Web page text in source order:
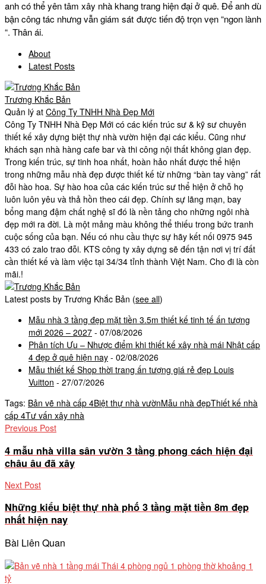
anh có thể yên tâm xây nhà khang trang hiện đại ở quê. Để anh dù
bận công tác nhưng vẫn giám sát được tiến độ trọn vẹn “ngon lành
“. Thân ái.
About
Latest Posts
Trương Khắc Bản
Quản lý at Công Ty TNHH Nhà Đẹp Mới
Công Ty TNHH Nhà Đẹp Mới có các kiến trúc sư & kỹ sư chuyên
thiết kế xây dựng biệt thự nhà vườn hiện đại các kiểu. Cũng như
khách sạn nhà hàng cafe bar và thi công nội thất không gian đẹp.
Trong kiến trúc, sự tinh hoa nhất, hoàn hảo nhất được thể hiện
trong những mẫu nhà đẹp được thiết kế từ những “bàn tay vàng” rất
đỗi hào hoa. Sự hào hoa của các kiến trúc sư thể hiện ở chỗ họ
luôn luôn yêu và thả hồn theo cái đẹp. Chính sự lãng mạn, bay
bổng mang đậm chất nghệ sĩ đó là nền tảng cho những ngôi nhà
đẹp mới ra đời. Là một mảng màu không thể thiếu trong bức tranh
cuộc sống của bạn. Nếu có nhu cầu thực sự hãy kết nối 0975 945
433 có zalo trao đỗi. KTS công ty xây dựng sẽ đến tận nơi vị trí đất
cần thiết kế và làm việc tại 34/34 tỉnh thành Việt Nam. Cho đi là còn
mãi.!
Latest posts by Trương Khắc Bản (see all)
Mẫu nhà 3 tầng đẹp mặt tiền 3.5m thiết kế tinh tế ấn tượng
mới 2026 – 2027 - 07/08/2026
Phân tích Ưu – Nhược điểm khi thiết kế xây nhà mái Nhật cấp
4 đẹp ở quê hiện nay - 02/08/2026
Mẫu thiết kế Shop thời trang ấn tượng giá rẻ đẹp Louis
Vuitton - 27/07/2026
Tags: Bản vẽ nhà cấp 4Biệt thự nhà vườnMẫu nhà đẹpThiết kế nhà
cấp 4Tư vấn xây nhà
Previous Post
4 mẫu nhà villa sân vườn 3 tầng phong cách hiện đại
châu âu đã xây
Next Post
Những kiểu biệt thự nhà phố 3 tầng mặt tiền 8m đẹp
nhất hiện nay
Bài Liên Quan